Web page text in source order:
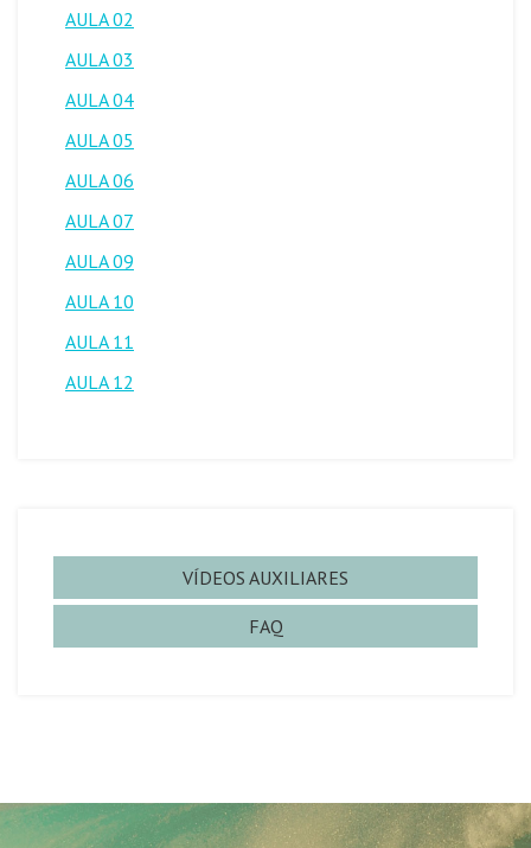
AULA 02
AULA 03
AULA 04
AULA 05
AULA 06
AULA 07
AULA 09
AULA 10
AULA 11
AULA 12
VÍDEOS AUXILIARES
FAQ